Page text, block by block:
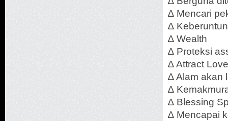
∆ Mencari
∆
∆ Wealth
∆ Proteksi
∆ Attract
∆ Alam akan
∆
∆ Blessing
∆ Mencapai